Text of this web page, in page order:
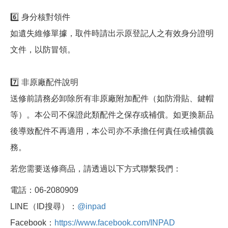
6️⃣ 身分核對領件
如遺失維修單據，取件時請出示原登記人之有效身分證明
文件，以防冒領。
7️⃣ 非原廠配件說明
送修前請務必卸除所有非原廠附加配件（如防滑貼、鍵帽
等）。本公司不保證此類配件之保存或補償。如更換新品
後導致配件不再適用，本公司亦不承擔任何責任或補償義
務。
若您需要送修商品，請透過以下方式聯繫我們：
電話：06-2080909
LINE（ID搜尋）： @inpad
Facebook： https://www.facebook.com/INPAD